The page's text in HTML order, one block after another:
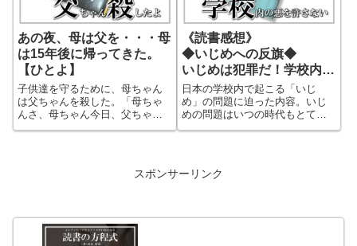
あの夜、母は父を・・・母
は15年後に帰ってきた。
【ひとよ】
子供達を守るために、母ちゃん
は父ちゃんを殺した。「母ちゃ
んさ、母ちゃん今日、父ちゃん
殺したよ」本書は、衝撃の告白
壊れてしまった家族。家族は最
《読書感想》
◆いじめへの反旗◆
いじめは犯罪だ！学校内の
悪を許さない！
日本の学校内で起こる「いじ
め」の問題に迫った内容。いじ
めの問題はいつの時代もとても
繊細で、とても難しい。しか
学校が抱えるいじめ問題にリア
スポンサーリンク